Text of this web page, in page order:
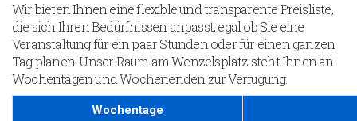
Wir bieten Ihnen eine flexible und transparente Preisliste,
die sich Ihren Bedürfnissen anpasst, egal ob Sie eine
Veranstaltung für ein paar Stunden oder für einen ganzen
Tag planen. Unser Raum am Wenzelsplatz steht Ihnen an
Wochentagen und Wochenenden zur Verfügung.
Wochentage